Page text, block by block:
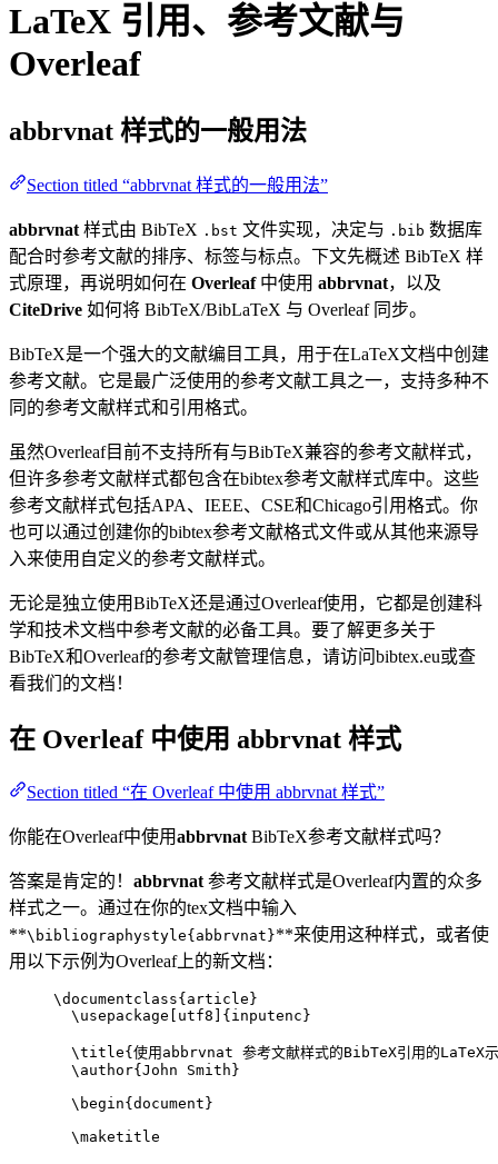
LaTeX 引用、参考文献与
Overleaf
abbrvnat 样式的一般用法
Section titled “abbrvnat 样式的一般用法”
abbrvnat 样式由 BibTeX .bst 文件实现，决定与 .bib 数据库
配合时参考文献的排序、标签与标点。下文先概述 BibTeX 样
式原理，再说明如何在 Overleaf中使用 abbrvnat，以及
CiteDrive 如何将 BibTeX/BibLaTeX 与 Overleaf 同步。
BibTeX是一个强大的文献编目工具，用于在LaTeX文档中创建
参考文献。它是最广泛使用的参考文献工具之一，支持多种不
同的参考文献样式和引用格式。
虽然Overleaf目前不支持所有与BibTeX兼容的参考文献样式，
但许多参考文献样式都包含在bibtex参考文献样式库中。这些
参考文献样式包括APA、IEEE、CSE和Chicago引用格式。你
也可以通过创建你的bibtex参考文献格式文件或从其他来源导
入来使用自定义的参考文献样式。
无论是独立使用BibTeX还是通过Overleaf使用，它都是创建科
学和技术文档中参考文献的必备工具。要了解更多关于
BibTeX和Overleaf的参考文献管理信息，请访问bibtex.eu或查
看我们的文档！
在 Overleaf 中使用 abbrvnat 样式
Section titled “在 Overleaf 中使用 abbrvnat 样式”
你能在Overleaf中使用abbrvnatBibTeX参考文献样式吗？
答案是肯定的！ abbrvnat参考文献样式是Overleaf内置的众多
样式之一。通过在你的tex文档中输入
**\bibliographystyle{abbrvnat}**来使用这种样式，或者使
用以下示例为Overleaf上的新文档：
\documentclass{ article }
\usepackage
utf8 ]{ inputenc }
\title{使用abbrvnat 参考文献样式的BibTeX引用的LaTeX
\author{John Smith}
\begin{ document }
\maketitle